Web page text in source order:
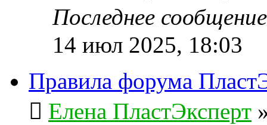
Последнее
14 июл 2025, 18:03
Правила форума
Елена ПластЭксперт